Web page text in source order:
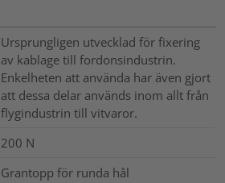
Ursprungligen utvecklad för fixering
av kablage till fordonsindustrin.
Enkelheten att använda har även gjort
att dessa delar används inom allt från
flygindustrin till vitvaror.
200 N
Grantopp för runda hål